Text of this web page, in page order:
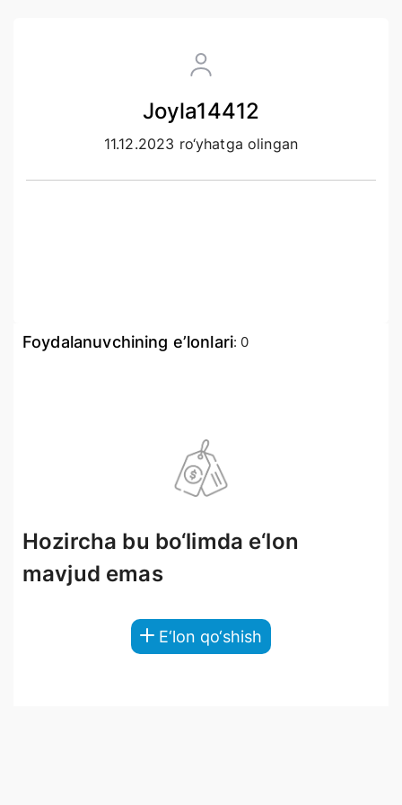
Joyla14412
11.12.2023 ro‘yhatga olingan
Foydalanuvchining e’lonlari: 0
Hozircha bu bo‘limda e‘lon
mavjud emas
E‘lon qo‘shish